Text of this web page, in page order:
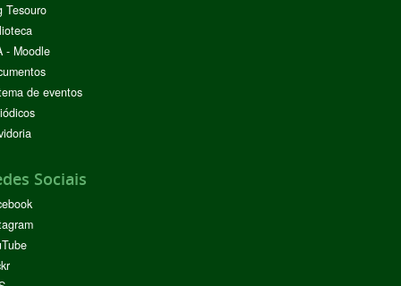
Tesouro
- Moodle
de eventos
Sociais